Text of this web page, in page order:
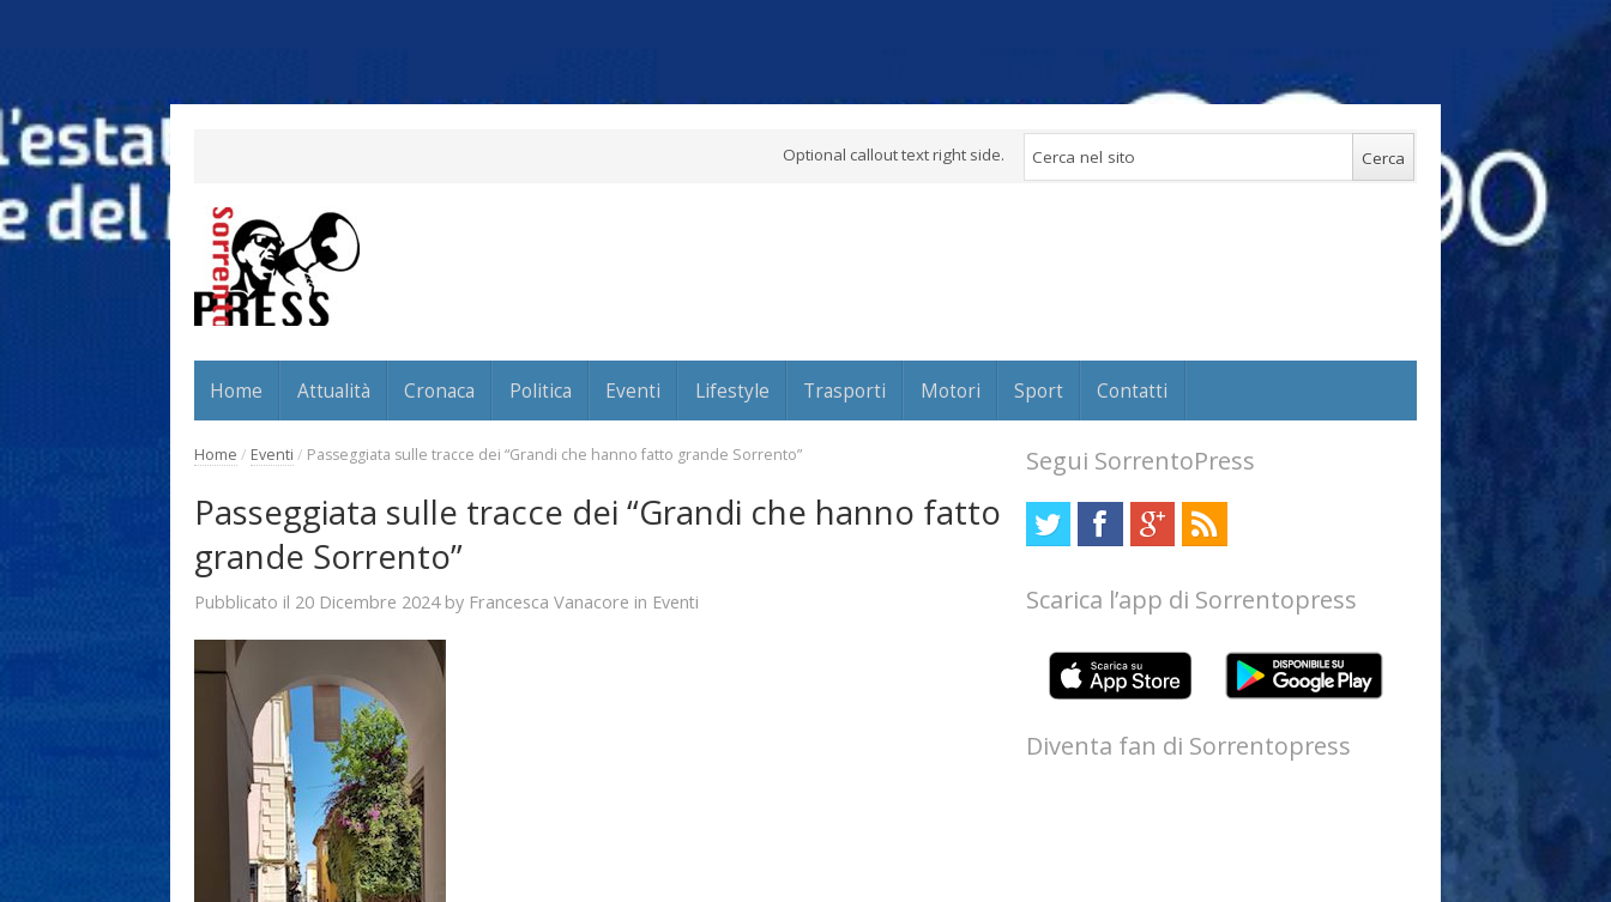
Optional callout text right side.
Home Attualità Cronaca Politica Eventi Lifestyle Trasporti Motori Sport Contatti
Home / Eventi / Passeggiata sulle tracce dei “Grandi che hanno fatto grande Sorrento”
Passeggiata sulle tracce dei “Grandi che hanno fatto
grande Sorrento”
Pubblicato il 20 Dicembre 2024by Francesca Vanacore in Eventi
Segui SorrentoPress
Scarica l’app di Sorrentopress
Diventa fan di Sorrentopress